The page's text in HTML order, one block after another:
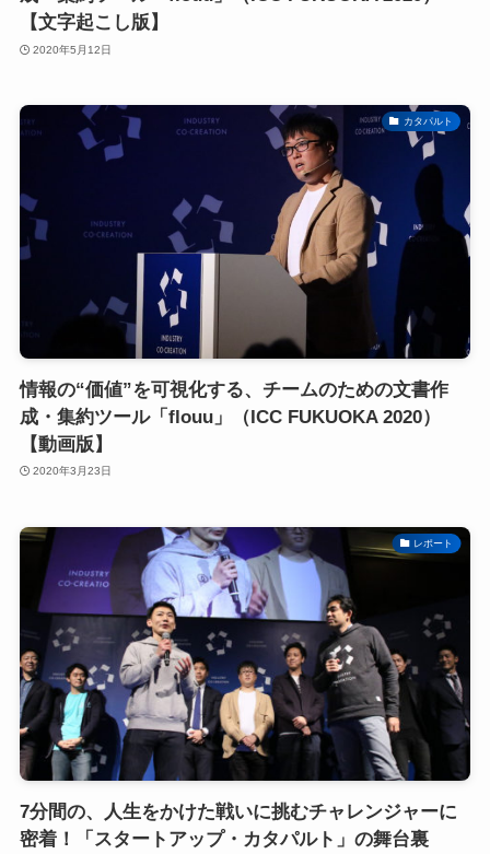
【文字起こし版】
2020年5月12日
カタパルト
情報の“価値”を可視化する、チームのための文書作
成・集約ツール「flouu」（ICC FUKUOKA 2020）
【動画版】
2020年3月23日
レポート
7分間の、人生をかけた戦いに挑むチャレンジャーに
密着！「スタートアップ・カタパルト」の舞台裏